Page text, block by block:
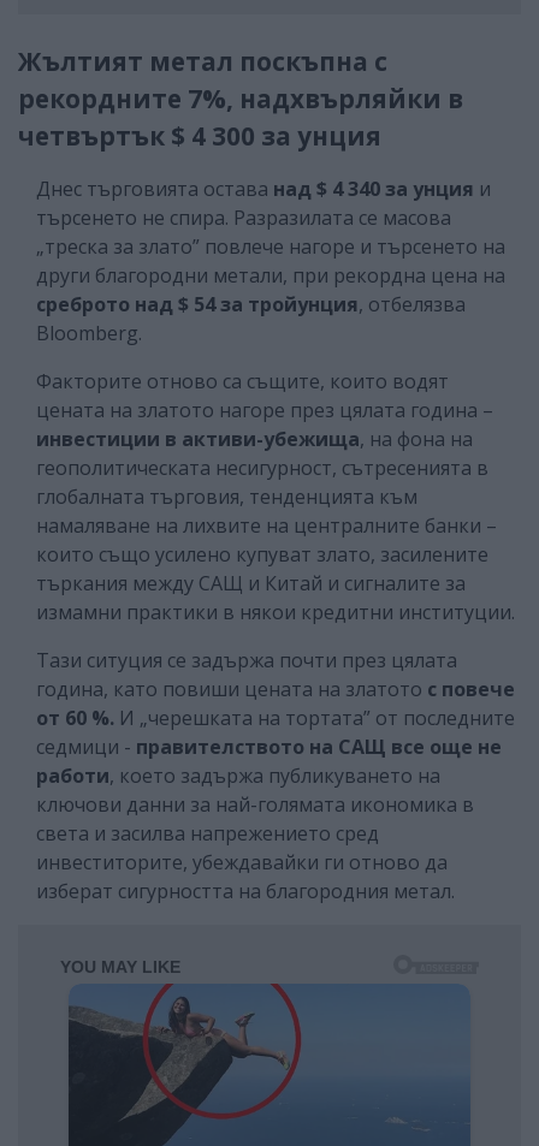
Жълтият метал поскъпна с
рекордните 7%, надхвърляйки в
четвъртък $ 4 300 за унция
Днес търговията остава над $ 4 340 за унция и
търсенето не спира. Разразилата се масова
„треска за злато” повлече нагоре и търсенето на
други благородни метали, при рекордна цена на
среброто над $ 54 за тройунция, отбелязва
Bloomberg.
Факторите отново са същите, които водят
цената на златото нагоре през цялата година –
инвестиции в активи-убежища, на фона на
геополитическата несигурност, сътресенията в
глобалната търговия, тенденцията към
намаляване на лихвите на централните банки –
които също усилено купуват злато, засилените
търкания между САЩ и Китай и сигналите за
измамни практики в някои кредитни институции.
Тази ситуция се задържа почти през цялата
година, като повиши цената на златото с повече
от 60 %. И „черешката на тортата” от последните
седмици - правителството на САЩ все още не
работи, което задържа публикуването на
ключови данни за най-голямата икономика в
света и засилва напрежението сред
инвеститорите, убеждавайки ги отново да
изберат сигурността на благородния метал.